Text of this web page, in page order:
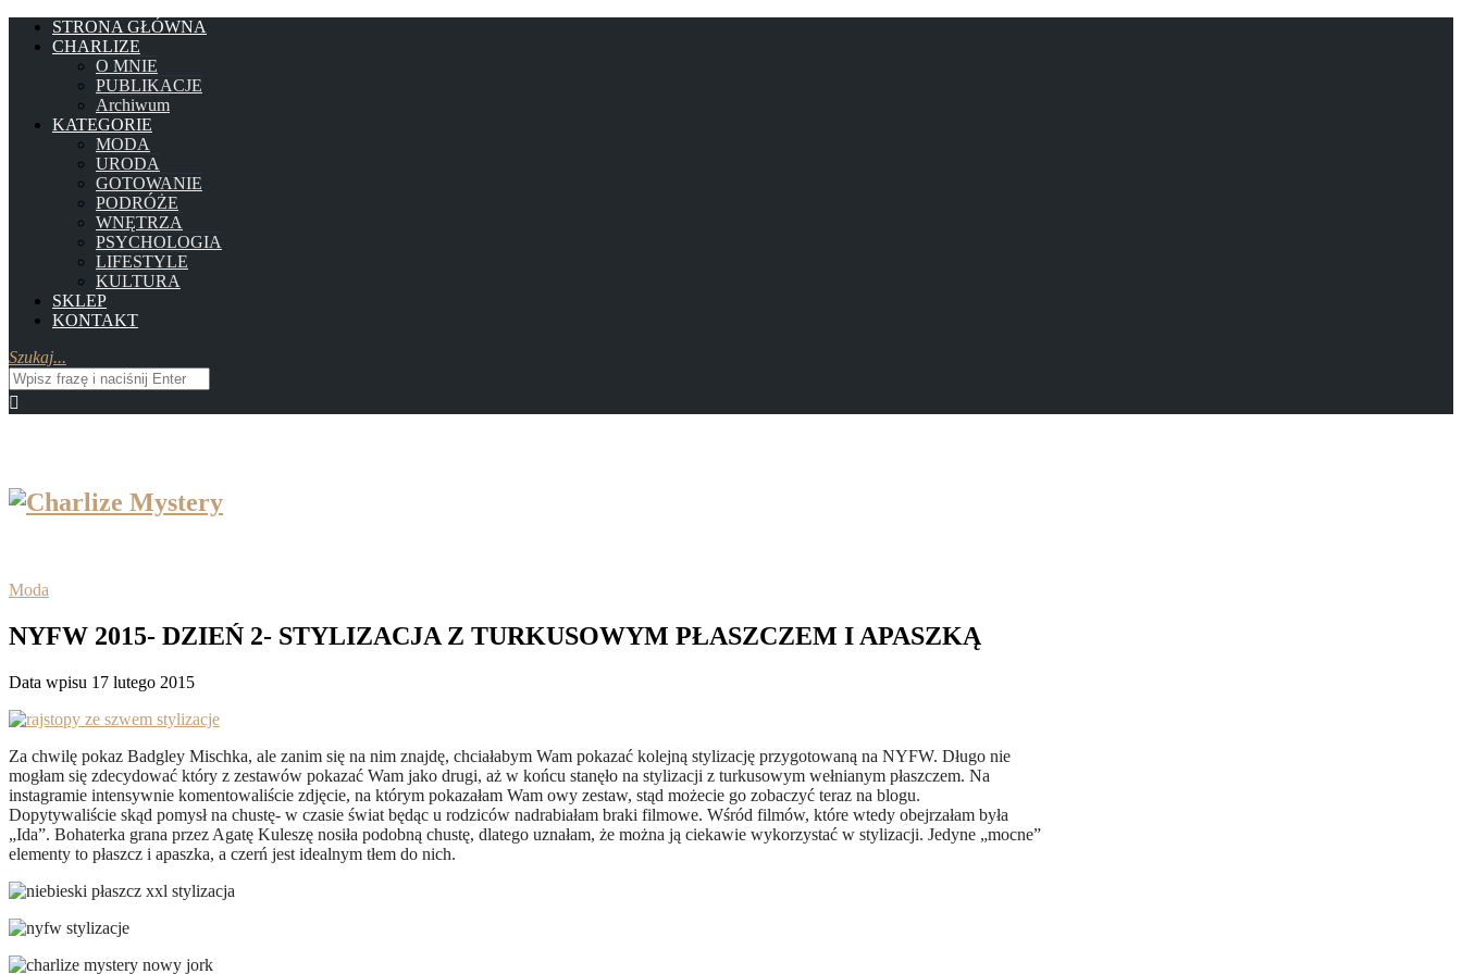
STRONA GŁÓWNA
CHARLIZE
O MNIE
PUBLIKACJE
Archiwum
KATEGORIE
MODA
URODA
GOTOWANIE
PODRÓŻE
WNĘTRZA
PSYCHOLOGIA
LIFESTYLE
KULTURA
SKLEP
KONTAKT
Szukaj...
Moda
NYFW 2015- DZIEŃ 2- STYLIZACJA Z TURKUSOWYM PŁASZCZEM I APASZKĄ
Data wpisu 17 lutego 2015
Za chwilę pokaz Badgley Mischka, ale zanim się na nim znajdę, chciałabym Wam pokazać kolejną stylizację przygotowaną na NYFW. Długo nie
mogłam się zdecydować który z zestawów pokazać Wam jako drugi, aż w końcu stanęło na stylizacji z turkusowym wełnianym płaszczem. Na
instagramie intensywnie komentowaliście zdjęcie, na którym pokazałam Wam owy zestaw, stąd możecie go zobaczyć teraz na blogu.
Dopytywaliście skąd pomysł na chustę- w czasie świat będąc u rodziców nadrabiałam braki filmowe. Wśród filmów, które wtedy obejrzałam była
„Ida”. Bohaterka grana przez Agatę Kuleszę nosiła podobną chustę, dlatego uznałam, że można ją ciekawie wykorzystać w stylizacji. Jedyne „mocne”
elementy to płaszcz i apaszka, a czerń jest idealnym tłem do nich.